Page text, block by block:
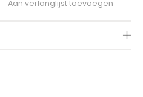
Aan verlanglijst toevoegen